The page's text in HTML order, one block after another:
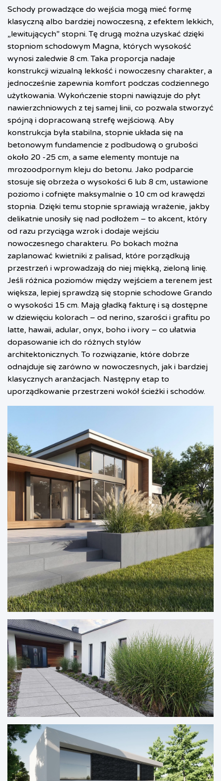
Schody prowadzące do wejścia mogą mieć formę
klasyczną albo bardziej nowoczesną, z efektem lekkich,
„lewitujących” stopni. Tę drugą można uzyskać dzięki
stopniom schodowym Magna, których wysokość
wynosi zaledwie 8 cm. Taka proporcja nadaje
konstrukcji wizualną lekkość i nowoczesny charakter, a
jednocześnie zapewnia komfort podczas codziennego
użytkowania. Wykończenie stopni nawiązuje do płyt
nawierzchniowych z tej samej linii, co pozwala stworzyć
spójną i dopracowaną strefę wejściową. Aby
konstrukcja była stabilna, stopnie układa się na
betonowym fundamencie z podbudową o grubości
około 20 -25 cm, a same elementy montuje na
mrozoodpornym kleju do betonu. Jako podparcie
stosuje się obrzeża o wysokości 6 lub 8 cm, ustawione
poziomo i cofnięte maksymalnie o 10 cm od krawędzi
stopnia. Dzięki temu stopnie sprawiają wrażenie, jakby
delikatnie unosiły się nad podłożem – to akcent, który
od razu przyciąga wzrok i dodaje wejściu
nowoczesnego charakteru. Po bokach można
zaplanować kwietniki z palisad, które porządkują
przestrzeń i wprowadzają do niej miękką, zieloną linię.
Jeśli różnica poziomów między wejściem a terenem jest
większa, lepiej sprawdzą się stopnie schodowe Grando
o wysokości 15 cm. Mają gładką fakturę i są dostępne
w dziewięciu kolorach – od nerino, szarości i grafitu po
latte, hawaii, adular, onyx, boho i ivory – co ułatwia
dopasowanie ich do różnych stylów
architektonicznych. To rozwiązanie, które dobrze
odnajduje się zarówno w nowoczesnych, jak i bardziej
klasycznych aranżacjach. Następny etap to
uporządkowanie przestrzeni wokół ścieżki i schodów.